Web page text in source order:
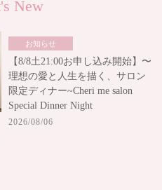
New
お知らせ
【8/8土21:00お申し込み開始】〜
理想の愛と人生を描く、サロン
限定ディナー~Cheri me salon
Special Dinner Night
2026/08/06